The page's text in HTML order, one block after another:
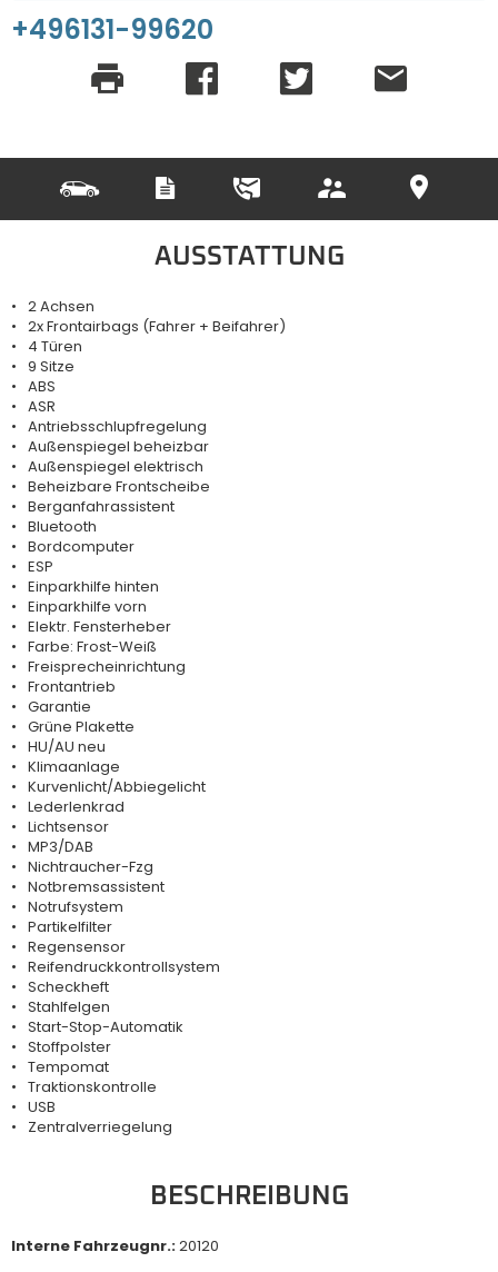
+496131-99620
AUSSTATTUNG
2 Achsen
2x Frontairbags (Fahrer + Beifahrer)
4 Türen
9 Sitze
ABS
ASR
Antriebsschlupfregelung
Außenspiegel beheizbar
Außenspiegel elektrisch
Beheizbare Frontscheibe
Berganfahrassistent
Bluetooth
Bordcomputer
ESP
Einparkhilfe hinten
Einparkhilfe vorn
Elektr. Fensterheber
Farbe: Frost-Weiß
Freisprecheinrichtung
Frontantrieb
Garantie
Grüne Plakette
HU/AU neu
Klimaanlage
Kurvenlicht/Abbiegelicht
Lederlenkrad
Lichtsensor
MP3/DAB
Nichtraucher-Fzg
Notbremsassistent
Notrufsystem
Partikelfilter
Regensensor
Reifendruckkontrollsystem
Scheckheft
Stahlfelgen
Start-Stop-Automatik
Stoffpolster
Tempomat
Traktionskontrolle
USB
Zentralverriegelung
BESCHREIBUNG
Interne Fahrzeugnr.:20120